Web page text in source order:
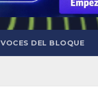
VOCES DEL BLOQUE